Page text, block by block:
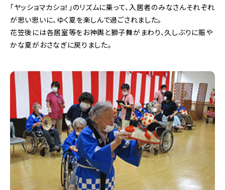
「ヤッショマカショ！」のリズムに乗って、入居者のみなさんそれぞれ
が思い思いに、ゆく夏を楽しんで過ごされました。
花笠後には各居室等をお神輿と獅子舞がまわり、久しぶりに賑や
かな夏がおさなぎに戻りました。